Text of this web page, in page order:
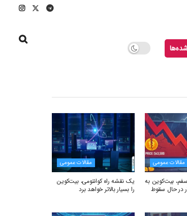
مقالات عمومی
بیت‌کوین به
دلار در حال سقوط
مقالات عمومی
یک نقشه راه کوانتومی، بیت‌کوین
را بسیار بالاتر خواهد برد